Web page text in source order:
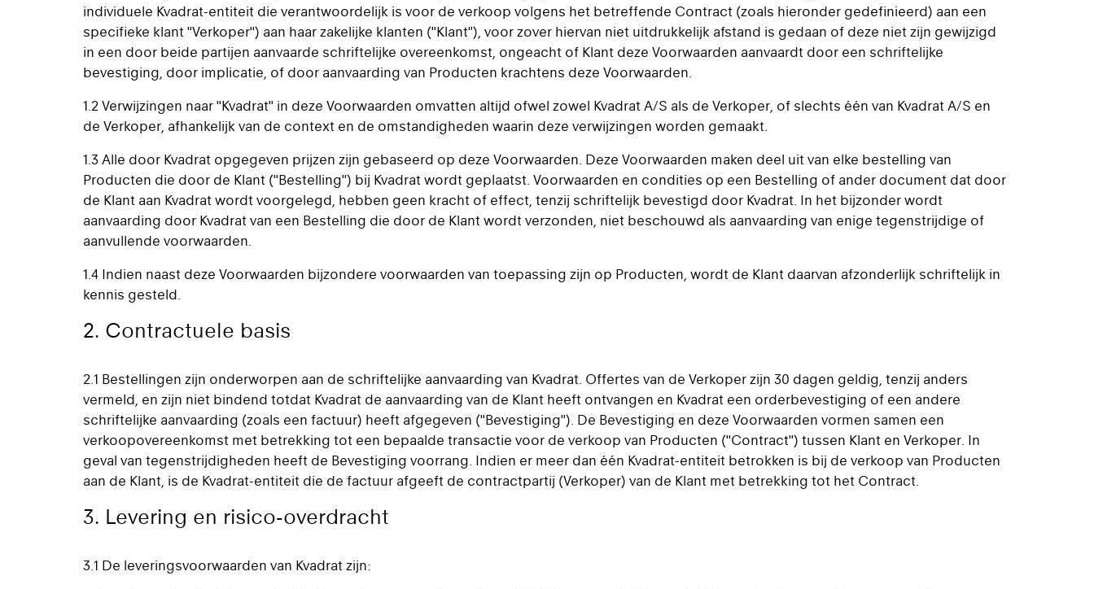
individuele Kvadrat-entiteit die verantwoordelijk is voor de verkoop volgens het betreffende Contract (zoals hieronder gedefinieerd) aan een
specifieke klant "Verkoper") aan haar zakelijke klanten ("Klant"), voor zover hiervan niet uitdrukkelijk afstand is gedaan of deze niet zijn gewijzigd
in een door beide partijen aanvaarde schriftelijke overeenkomst, ongeacht of Klant deze Voorwaarden aanvaardt door een schriftelijke
bevestiging, door implicatie, of door aanvaarding van Producten krachtens deze Voorwaarden.
1.2 Verwijzingen naar "Kvadrat" in deze Voorwaarden omvatten altijd ofwel zowel Kvadrat A/S als de Verkoper, of slechts één van Kvadrat A/S en
de Verkoper, afhankelijk van de context en de omstandigheden waarin deze verwijzingen worden gemaakt.
1.3 Alle door Kvadrat opgegeven prijzen zijn gebaseerd op deze Voorwaarden. Deze Voorwaarden maken deel uit van elke bestelling van
Producten die door de Klant ("Bestelling") bij Kvadrat wordt geplaatst. Voorwaarden en condities op een Bestelling of ander document dat door
de Klant aan Kvadrat wordt voorgelegd, hebben geen kracht of effect, tenzij schriftelijk bevestigd door Kvadrat. In het bijzonder wordt
aanvaarding door Kvadrat van een Bestelling die door de Klant wordt verzonden, niet beschouwd als aanvaarding van enige tegenstrijdige of
aanvullende voorwaarden.
1.4 Indien naast deze Voorwaarden bijzondere voorwaarden van toepassing zijn op Producten, wordt de Klant daarvan afzonderlijk schriftelijk in
kennis gesteld.
2. Contractuele basis
2.1 Bestellingen zijn onderworpen aan de schriftelijke aanvaarding van Kvadrat. Offertes van de Verkoper zijn 30 dagen geldig, tenzij anders
vermeld, en zijn niet bindend totdat Kvadrat de aanvaarding van de Klant heeft ontvangen en Kvadrat een orderbevestiging of een andere
schriftelijke aanvaarding (zoals een factuur) heeft afgegeven ("Bevestiging"). De Bevestiging en deze Voorwaarden vormen samen een
verkoopovereenkomst met betrekking tot een bepaalde transactie voor de verkoop van Producten ("Contract") tussen Klant en Verkoper. In
geval van tegenstrijdigheden heeft de Bevestiging voorrang. Indien er meer dan één Kvadrat-entiteit betrokken is bij de verkoop van Producten
aan de Klant, is de Kvadrat-entiteit die de factuur afgeeft de contractpartij (Verkoper) van de Klant met betrekking tot het Contract.
3. Levering en risico-overdracht
3.1 De leveringsvoorwaarden van Kvadrat zijn: